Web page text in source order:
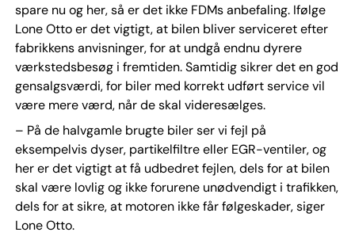
spare nu og her, så er det ikke FDMs anbefaling. Ifølge
Lone Otto er det vigtigt, at bilen bliver serviceret efter
fabrikkens anvisninger, for at undgå endnu dyrere
værkstedsbesøg i fremtiden. Samtidig sikrer det en god
gensalgsværdi, for biler med korrekt udført service vil
være mere værd, når de skal videresælges.
– På de halvgamle brugte biler ser vi fejl på
eksempelvis dyser, partikelfiltre eller EGR-ventiler, og
her er det vigtigt at få udbedret fejlen, dels for at bilen
skal være lovlig og ikke forurene unødvendigt i trafikken,
dels for at sikre, at motoren ikke får følgeskader, siger
Lone Otto.